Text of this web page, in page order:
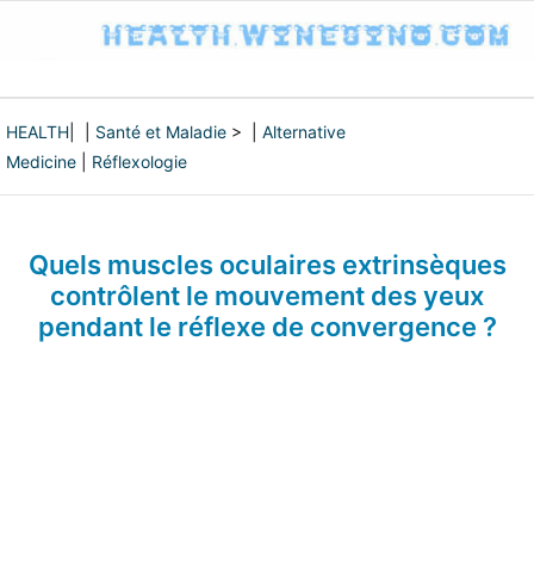
HEALTH Santé et Maladie > | Alternative
Medicine
Réflexologie
Quels muscles oculaires extrinsèques
contrôlent le mouvement des yeux
pendant le réflexe de convergence ?